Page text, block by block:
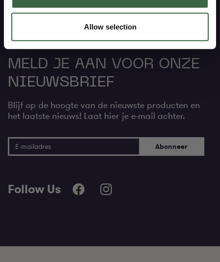
Allow selection
Ons verhaal
MELD JE AAN VOOR ONZE
NIEUWSBRIEF
Blijf op de hoogte van de nieuwste producten en
het laatste nieuws! Laat hier je e-mail achter.
Abonneer
Follow Us